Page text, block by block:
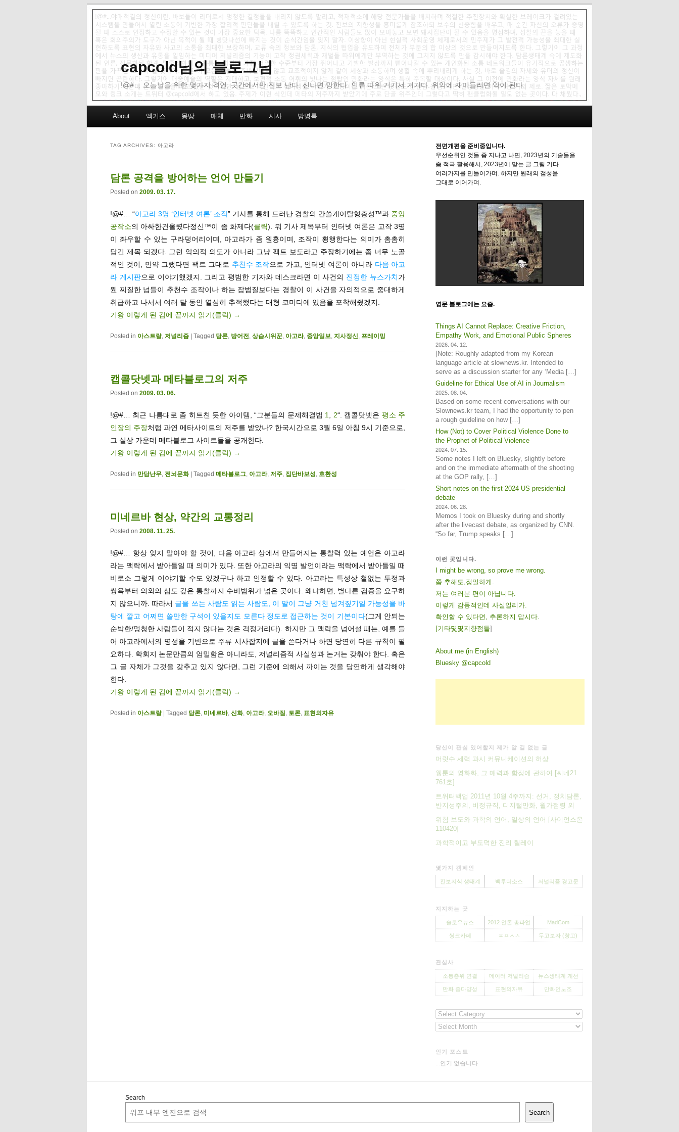
capcold님의 블로그님
!@#… 오늘날을 위한 몇가지 격언: 곳간에서만 진보 난다. 신나면 망한다. 인류 따위 거기서 거기다. 위악에 재미들리면 악이 된다.
Skip to primary content
Skip to secondary content
About 엑기스 몽땅 매체 만화 시사 방명록
TAG ARCHIVES: 아고라
담론 공격을 방어하는 언어 만들기
Posted on 2009. 03. 17.
!@#… “아고라 3명 ‘인터넷 여론’ 조작” 기사를 통해 드러난 경찰의 간쓸개이탈형충성™과 중앙
공작소의 아싸한건올렸다정신™이 좀 화제다(클릭). 뭐 기사 제목부터 인터넷 여론은 고작 3명
이 좌우할 수 있는 구라덩어리이며, 아고라가 좀 원흉이며, 조작이 횡행한다는 의미가 촘촘히
담긴 제목 되겠다. 그런 악의적 의도가 아니라 그냥 팩트 보도라고 주장하기에는 좀 너무 노골
적인 것이, 만약 그랬다면 팩트 그대로 추천수 조작으로 가고, 인터넷 여론이 아니라 다음 아고
라 게시판으로 이야기했겠지. 그리고 평범한 기자와 데스크라면 이 사건의 진정한 뉴스가치가
웬 찌질한 넘들이 추천수 조작이나 하는 잡범질보다는 경찰이 이 사건을 자의적으로 중대하게
취급하고 나서서 여러 달 동안 열심히 추적했다는 대형 코미디에 있음을 포착해줬겠지.
기왕 이렇게 된 김에 끝까지 읽기(클릭) →
Posted in 아스트랄, 저널리즘 Tagged 담론, 방어전, 상습시위꾼, 아고라, 중앙일보, 지사정신, 프레이밍
캡콜닷넷과 메타블로그의 저주
Posted on 2009. 03. 06.
!@#… 최근 나름대로 좀 히트친 듯한 아이템, “그분들의 문제해결법 1 2“. 캡콜닷넷은 평소 주
인장의 주장처럼 과연 메타사이트의 저주를 받았나? 한국시간으로 3월 6일 아침 9시 기준으로,
그 실상 가운데 메타블로그 사이트들을 공개한다.
기왕 이렇게 된 김에 끝까지 읽기(클릭) →
Posted in 만담난무, 전뇌문화 Tagged 메타블로그, 아고라, 저주, 집단바보성, 호환성
미네르바 현상, 약간의 교통정리
Posted on 2008. 11. 25.
!@#… 항상 잊지 말아야 할 것이, 다음 아고라 상에서 만들어지는 통찰력 있는 예언은 아고라
라는 맥락에서 받아들일 때 의미가 있다. 또한 아고라의 익명 발언이라는 맥락에서 받아들일 때
비로소 그렇게 이야기할 수도 있겠구나 하고 인정할 수 있다. 아고라는 특성상 철없는 투정과
쌍욕부터 의외의 심도 깊은 통찰까지 수비범위가 넓은 곳이다. 왜냐하면, 별다른 검증을 요구하
지 않으니까. 따라서 글을 쓰는 사람도 읽는 사람도, 이 말이 그냥 거친 넘겨짚기일 가능성을 바
탕에 깔고 어쩌면 쓸만한 구석이 있을지도 모른다 정도로 접근하는 것이 기본이다(그게 안되는
순박한/멍청한 사람들이 적지 않다는 것은 걱정거리다). 하지만 그 맥락을 넘어설 때는, 예를 들
어 아고라에서의 명성을 기반으로 주류 시사잡지에 글을 쓴다거나 하면 당연히 다른 규칙이 필
요하다. 학회지 논문만큼의 엄밀함은 아니라도, 저널리즘적 사실성과 논거는 갖춰야 한다. 혹은
그 글 자체가 그것을 갖추고 있지 않다면, 그런 기준에 의해서 까이는 것을 당연하게 생각해야
한다.
기왕 이렇게 된 김에 끝까지 읽기(클릭) →
Posted in 아스트랄 Tagged 담론, 미네르바, 신화, 아고라, 오바질, 토론, 표현의자유
전면개편을 준비중입니다.
우선순위인 것들 좀 지나고 나면, 2023년의 기술들을
좀 적극 활용해서, 2023년에 맞는 글 그림 기타
여러가지를 만들어가며. 하지만 원래의 갬성을
그대로 이어가며.
영문 블로그에는 요즘.
Things AI Cannot Replace: Creative Friction,
Empathy Work, and Emotional Public Spheres
2026. 04. 12.
[Note: Roughly adapted from my Korean
language article at slownews.kr. Intended to
serve as a discussion starter for any ‘Media […]
Guideline for Ethical Use of AI in Journalism
2025. 08. 04.
Based on some recent conversations with our
Slownews.kr team, I had the opportunity to pen
a rough guideline on how […]
How (Not) to Cover Political Violence Done to
the Prophet of Political Violence
2024. 07. 15.
Some notes I left on Bluesky, slightly before
and on the immediate aftermath of the shooting
at the GOP rally, […]
Short notes on the first 2024 US presidential
debate
2024. 06. 28.
Memos I took on Bluesky during and shortly
after the livecast debate, as organized by CNN.
“So far, Trump speaks […]
이런 곳입니다.
I might be wrong, so prove me wrong.
쫌 추해도,정밀하게.
저는 여러분 편이 아닙니다.
이렇게 감동적인데 사실일리가.
확인할 수 있다면, 추론하지 맙시다.
[기 타몇 몇 지 향점 들]
About me (in English)
Bluesky @capcold
당신이 관심 있어할지 제가 알 길 없는 글
머릿수 세력 과시 커뮤니케이션의 허상
웹툰의 영화화, 그 매력과 함정에 관하여 [씨네21
761호]
트위터백업 2011년 10월 4주까지: 선거, 정치담론,
반지성주의, 비정규직, 디지털만화, 월가점령 외
위험 보도와 과학의 언어, 일상의 언어 [사이언스온
110420]
과학적이고 부도덕한 진리 릴레이
몇가지 캠페인
진보지식 생태계 백투더소스 저널리즘 경고문
지지하는 곳
슬로우뉴스 2012 언론 총파업 MadCom
씽크카페 ㅍㅍㅅㅅ 두고보자 (창고)
관심사
소통층위 연결 데이터 저널리즘 뉴스생태계 개선
만화 종다양성 표현의자유 만화인노조
인기 포스트
...인기 없습니다
Search
Search